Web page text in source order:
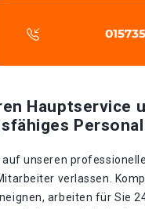
Hauptservice
auf unseren
verlassen.
arbeiten für Sie